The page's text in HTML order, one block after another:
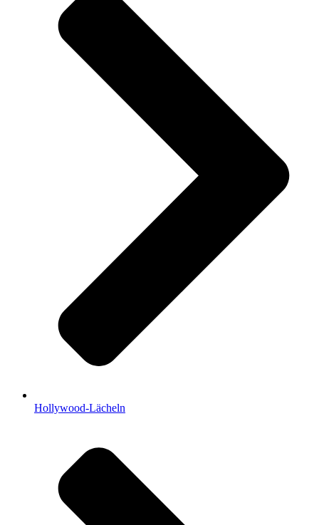
Hollywood-Lächeln